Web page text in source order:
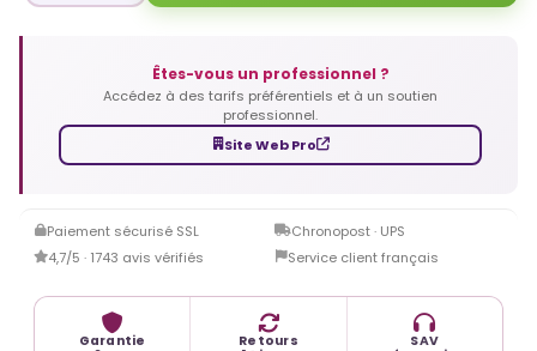
Êtes-vous un professionnel ?
Accédez à des tarifs préférentiels et à un soutien
professionnel.
Site Web Pro
Paiement sécurisé SSL
Chronopost · UPS
4,7/5 · 1743 avis vérifiés
Service client français
Garantie
Retours
SAV